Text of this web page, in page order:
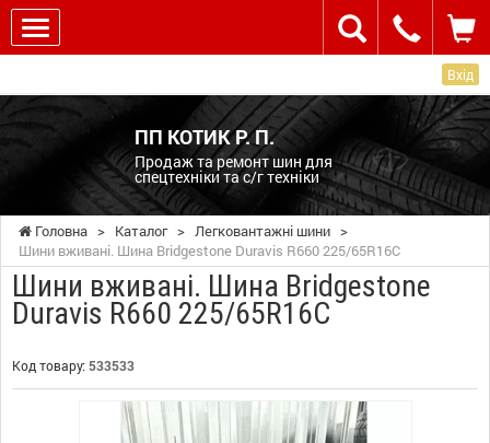
Вхід
ПП КОТИК Р. П.
Продаж та ремонт шин для
спецтехніки та с/г техніки
Головна > Каталог > Легковантажні шини >
Шини вживані. Шина Bridgestone Duravis R660 225/65R16C
Шини вживані. Шина Bridgestone
Duravis R660 225/65R16C
Код товару: 533533